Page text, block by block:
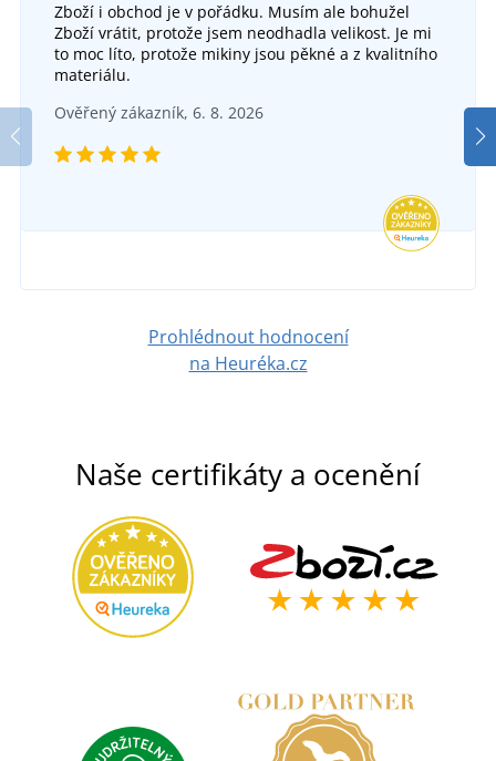
Pracovní polobotky ARDON GANGERLOW O2
DO 5 DNŮ
Kotníková bezpečnostní obuv CXS FIBELINE
SKLADEM
Zboží i obchod je v pořádku. Musím ale bohužel
Zboží vrátit, protože jsem neodhadla velikost. Je mi
to moc líto, protože mikiny jsou pěkné a z kvalitního
materiálu.
Ověřený zákazník, 6. 8. 2026
Prohlédnout hodnocení
na Heuréka.cz
Naše certifikáty a ocenění